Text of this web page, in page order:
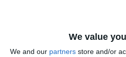
We value
We and our partners store and/or
de șantier - 30.000,00 lei